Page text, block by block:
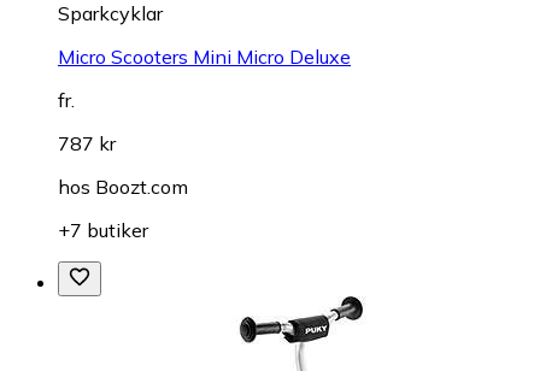
Sparkcyklar
Micro Scooters Mini Micro Deluxe
fr.
787 kr
hos Boozt.com
+7 butiker